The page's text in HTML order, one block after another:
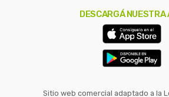
DESCARGÁ NUESTRA
Sitio web comercial adaptado a la